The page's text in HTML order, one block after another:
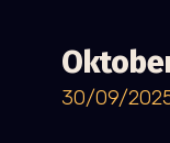
30/09/